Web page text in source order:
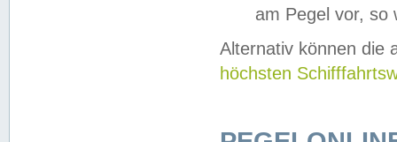
am Pegel vor,
Alternativ können die
höchsten